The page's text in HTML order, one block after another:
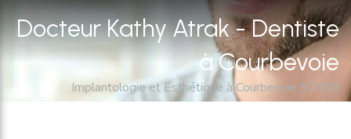
Docteur Kathy Atrak - Dentiste
à Courbevoie
Implantologie et Esthétique à Courbevoie 92400